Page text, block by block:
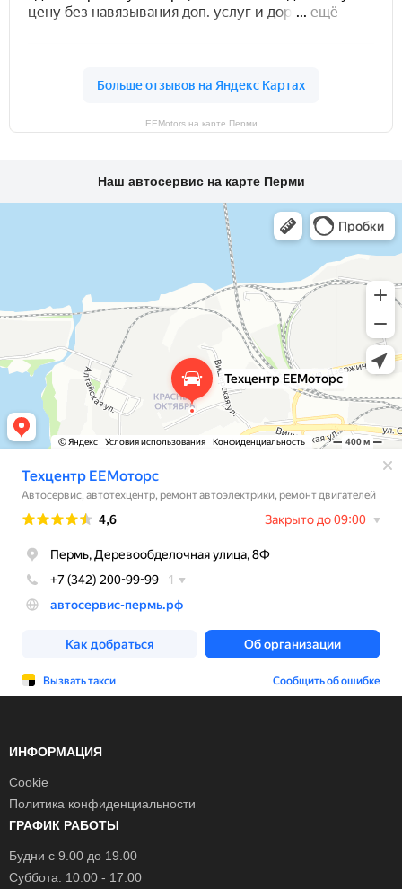
EEMotors на карте Перми
Наш автосервис на карте Перми
ИНФОРМАЦИЯ
Cookie
Политика конфиденциальности
ГРАФИК РАБОТЫ
Будни с 9.00 до 19.00
Суббота: 10:00 - 17:00